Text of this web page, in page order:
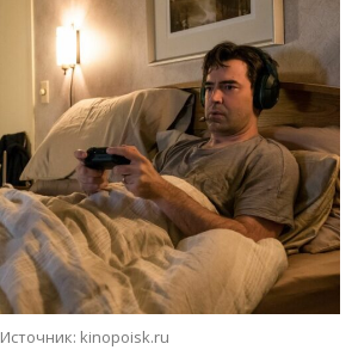
Источник: kinopoisk.ru